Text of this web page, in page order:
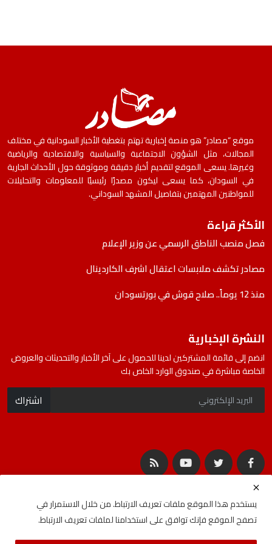
موقع “مصادر” هو منصة إخبارية تهتم بتغطية الأخبار السودانية في مختلف
المجالات، مثل الشؤون الاجتماعية والسياسية والاقتصادية والرياضية
وغيرها. يسعى الموقع لتقديم أخبار دقيقة وموثوقة حول الأحداث الجارية
في السودان، كما يسعى ليكون مصدرًا رئيسيًا للمعلومات والتحليلات
للمواطنين المهتمين بتفاصيل المشهد السوداني.
الأكثر قراءة
فصل منصب الناطق الرسمي عن وزير الإعلام
مصادر تكشف ملابسات اعتقال اشرف الكاردينال
منذ 12 يوماً.. صلاح قوش في بورتسودان
النشرة الإخبارية
انضم إلى قائمة المشتركين لدينا للحصول على آخر الأخبار والتحديثات والعروض
الخاصة مباشرة في صندوق الوارد الخاص بك
اشتراك
يستخدم هذا الموقع ملفات تعريف الارتباط. من خلال الاستمرار في
تصفح الموقع فإنك توافق على استخدامنا لملفات تعريف الارتباط.